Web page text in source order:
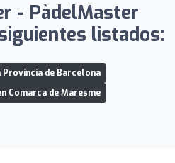
- PàdelMaster
listados:
Provincia de Barcelona
Comarca de Maresme